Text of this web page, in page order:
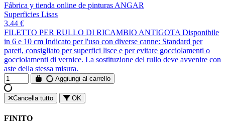
Fábrica y tienda online de pinturas ANGAR
Superficies Lisas
3,44 €
FILETTO PER RULLO DI RICAMBIO ANTIGOTA Disponibile
in 6 e 10 cm Indicato per l'uso con diverse canne: Standard per
pareti, consigliato per superfici lisce e per evitare gocciolamenti o
gocciolamenti di vernice. La sostituzione del rullo deve avvenire con
aste della stessa misura.
Aggiungi al carrello
Cancella tutto OK
FINITO